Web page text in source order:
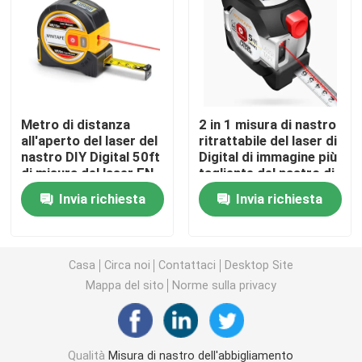
Misura di nastro del diametro
Misura di nastro ritrattabile del corpo
calibro del grasso corporeo
misura di nastro d'acciaio
Metro di distanza
all'aperto del laser del
nastro DIY Digital 50ft
di misura del laser EN-
71 con l'esposizione di
LED di HDInvia richiesta
2 in 1 misura di nastro
ritrattabile del laser di
Digital di immagine più
tagliente del nastro di
misura del laser di
40m con Logo Custom
Invia richiesta
Casa Circa noi Contattaci
Desktop Site
Mappa del sito
Norme sulla privacy
Qualità Misura di nastro dell'abbigliamento